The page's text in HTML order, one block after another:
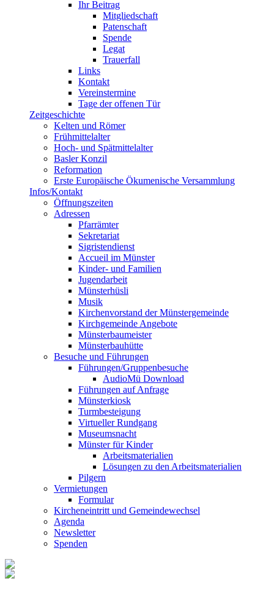
Ihr Beitrag
Mitgliedschaft
Patenschaft
Spende
Legat
Trauerfall
Links
Kontakt
Vereinstermine
Tage der offenen Tür
Zeitgeschichte
Kelten und Römer
Frühmittelalter
Hoch- und Spätmittelalter
Basler Konzil
Reformation
Erste Europäische Ökumenische Versammlung
Infos/Kontakt
Öffnungszeiten
Adressen
Pfarrämter
Sekretariat
Sigristendienst
Accueil im Münster
Kinder- und Familien
Jugendarbeit
Münsterhüsli
Musik
Kirchenvorstand der Münstergemeinde
Kirchgemeinde Angebote
Münsterbaumeister
Münsterbauhütte
Besuche und Führungen
Führungen/Gruppenbesuche
AudioMü Download
Führungen auf Anfrage
Münsterkiosk
Turmbesteigung
Virtueller Rundgang
Museumsnacht
Münster für Kinder
Arbeitsmaterialien
Lösungen zu den Arbeitsmaterialien
Pilgern
Vermietungen
Formular
Kircheneintritt und Gemeindewechsel
Agenda
Newsletter
Spenden